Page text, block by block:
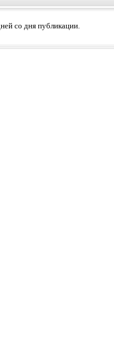
со дня публикации.